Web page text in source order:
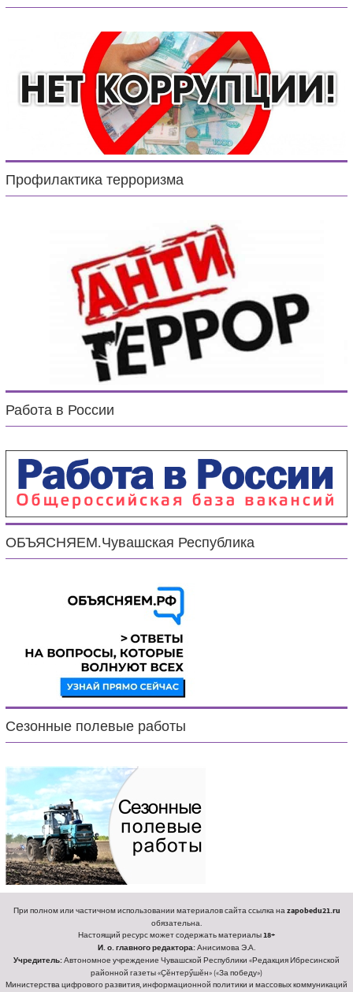
Профилактика терроризма
Работа в России
ОБЪЯСНЯЕМ.Чувашская Республика
Сезонные полевые работы
При полном или частичном использовании материалов сайта ссылка наzapobedu21.ru
обязательна.
Настоящий ресурс может содержать материалы18+
И. о. главного редактора:Анисимова Э.А.
Учредитель:Автономное учреждение Чувашской Республики «Редакция Ибресинской
районной газеты «Ҫӗнтерӳшӗн» («За победу»)
Министерства цифрового развития, информационной политики и массовых коммуникаций